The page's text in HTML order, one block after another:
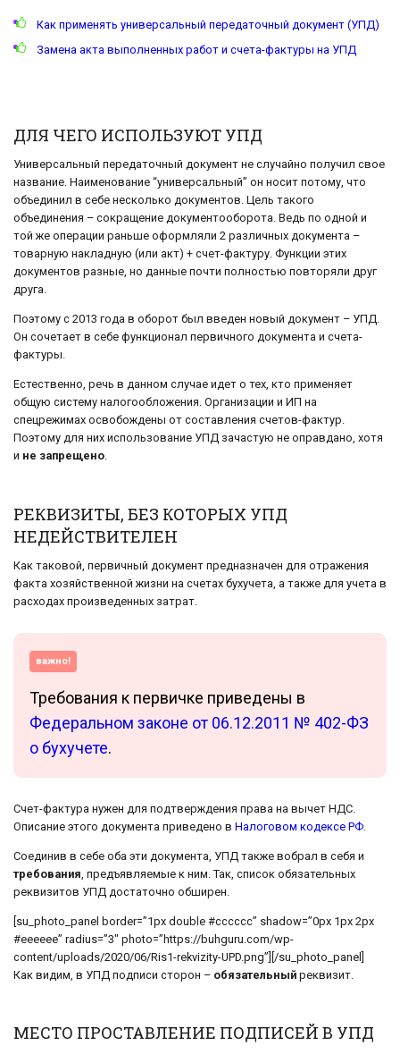
Как применять универсальный передаточный документ (УПД)
Замена акта выполненных работ и счета-фактуры на УПД
ДЛЯ ЧЕГО ИСПОЛЬЗУЮТ УПД
Универсальный передаточный документ не случайно получил свое
название. Наименование “универсальный” он носит потому, что
объединил в себе несколько документов. Цель такого
объединения – сокращение документооборота. Ведь по одной и
той же операции раньше оформляли 2 различных документа –
товарную накладную (или акт) + счет-фактуру. Функции этих
документов разные, но данные почти полностью повторяли друг
друга.
Поэтому с 2013 года в оборот был введен новый документ – УПД.
Он сочетает в себе функционал первичного документа и счета-
фактуры.
Естественно, речь в данном случае идет о тех, кто применяет
общую систему налогообложения. Организации и ИП на
спецрежимах освобождены от составления счетов-фактур.
Поэтому для них использование УПД зачастую не оправдано, хотя
и не запрещено.
РЕКВИЗИТЫ, БЕЗ КОТОРЫХ УПД
НЕДЕЙСТВИТЕЛЕН
Как таковой, первичный документ предназначен для отражения
факта хозяйственной жизни на счетах бухучета, а также для учета в
расходах произведенных затрат.
важно!
Требования к первичке приведены в
Федеральном законе от 06.12.2011 № 402-ФЗ
о бухучете.
Счет-фактура нужен для подтверждения права на вычет НДС.
Описание этого документа приведено в Налоговом кодексе РФ
Соединив в себе оба эти документа, УПД также вобрал в себя и
требования , предъявляемые к ним. Так, список обязательных
реквизитов УПД достаточно обширен.
[su_photo_panel border=”1px double #cccccc” shadow=”0px 1px 2px
#eeeeee” radius=”3″ photo=”https://buhguru.com/wp-
content/uploads/2020/06/Ris1-rekvizity-UPD.png”][/su_photo_panel]
Как видим, в УПД подписи сторон – обязательный реквизит.
МЕСТО ПРОСТАВЛЕНИЕ ПОДПИСЕЙ В УПД